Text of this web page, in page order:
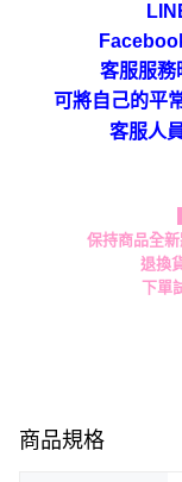
客服服務
可將自己的平
客服人
保持商品全
退換
下單
商品規格